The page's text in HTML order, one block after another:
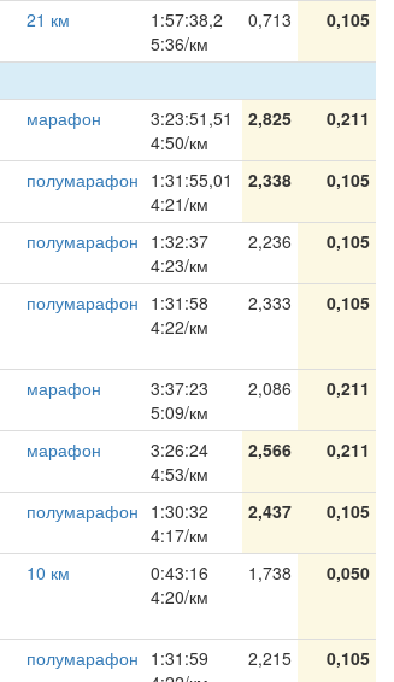
21 км
1:57:38,2
5:36/км
0,713 0,105
марафон
3:23:51,51
4:50/км
2,825 0,211
полумарафон 1:31:55,01
4:21/км
2,338 0,105
полумарафон 1:32:37
4:23/км
2,236 0,105
полумарафон 1:31:58
4:22/км
2,333 0,105
марафон
3:37:23
5:09/км
2,086 0,211
марафон
3:26:24
4:53/км
2,566 0,211
полумарафон 1:30:32
4:17/км
2,437 0,105
10 км
0:43:16
4:20/км
1,738 0,050
полумарафон 1:31:59
2,215 0,105